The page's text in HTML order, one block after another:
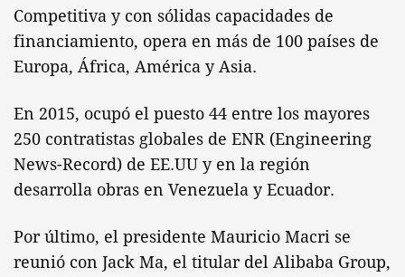
Competitiva y con sólidas capacidades de
financiamiento, opera en más de 100 países de
Europa, África, América y Asia.
En 2015, ocupó el puesto 44 entre los mayores
250 contratistas globales de ENR (Engineering
News-Record) de EE.UU y en la región
desarrolla obras en Venezuela y Ecuador.
Por último, el presidente Mauricio Macri se
reunió con Jack Ma, el titular del Alibaba Group,